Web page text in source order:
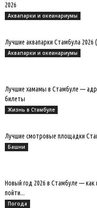
2026
Аквапарки и океанариумы
Лучшие аквапарки Стамбула 2026
Аквапарки и океанариумы
Лучшие хамамы в Стамбуле —
билеты
Жизнь в Стамбуле
Лучшие смотровые площадки
Башни
Новый год 2026 в Стамбуле — как
пойти...
Погода